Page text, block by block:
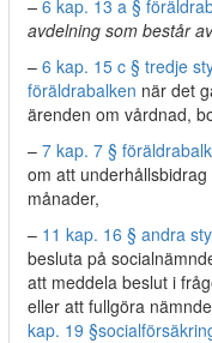
– 6 kap. 13 a §
avdelning som består
– 6 kap. 15 c § tredje
föräldrabalken när det
ärenden om vårdnad,
– 7 kap. 7 §
om att
månader,
– 11 kap. 16 § andra
besluta på
att meddela beslut i
eller att fullgöra
kap. 19 §